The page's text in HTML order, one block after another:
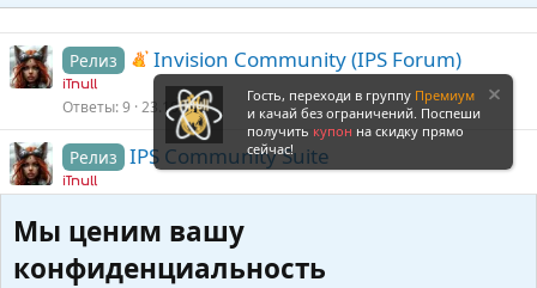
Релиз Invision Community (IPS Forum)
iTnull
Ответы 9 23.10.25
Релиз IPS Community Suite
iTnull
Войдите или зарегистрируйтесь для ответа.
Гость, переходи в группу Премиум
и качай без ограничений. Поспеши
получить купон на скидку прямо
сейчас!
Мы ценим вашу
конфиденциальность